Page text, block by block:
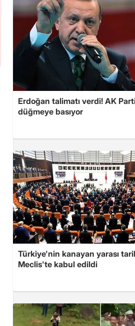
Erdoğan talimatı verdi! AK
düğmeye basıyor
Türkiye'nin kanayan yarası
Meclis'te kabul edildi